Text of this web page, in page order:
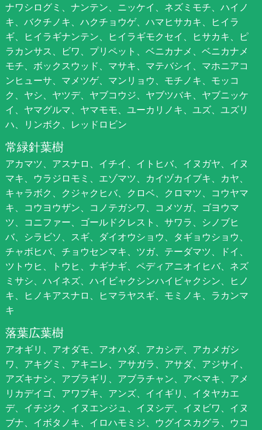
ナワシログミ、ナンテン、ニッケイ、ネズミモチ、ハイノ
キ、バクチノキ、ハクチョウゲ、ハマヒサカキ、ヒイラ
ギ、ヒイラギナンテン、ヒイラギモクセイ、ヒサカキ、ピ
ラカンサス、ビワ、プリペット、ベニカナメ、ベニカナメ
モチ、ボックスウッド、マサキ、マテバシイ、マホニアコ
ンヒューサ、マメツゲ、マンリョウ、モチノキ、モッコ
ク、ヤシ、ヤツデ、ヤブコウジ、ヤブツバキ、ヤブニッケ
イ、ヤマグルマ、ヤマモモ、ユーカリノキ、ユズ、ユズリ
ハ、リンボク、レッドロビン
常緑針葉樹
アカマツ、アスナロ、イチイ、イトヒバ、イヌガヤ、イヌ
マキ、ウラジロモミ、エゾマツ、カイヅカイブキ、カヤ、
キャラボク、クジャクヒバ、クロベ、クロマツ、コウヤマ
キ、コウヨウザン、コノテガシワ、コメツガ、ゴヨウマ
ツ、コニファー、ゴールドクレスト、サワラ、シノブヒ
バ、シラビソ、スギ、ダイオウショウ、タギョウショウ、
チャボヒバ、チョウセンマキ、ツガ、テーダマツ、ドイ、
ツトウヒ、トウヒ、ナギナギ、ペディアニオイヒバ、ネズ
ミサシ、ハイネズ、ハイビャクシンハイビャクシン、ヒノ
キ、ヒノキアスナロ、ヒマラヤスギ、モミノキ、ラカンマ
キ
落葉広葉樹
アオギリ、アオダモ、アオハダ、アカシデ、アカメガシ
ワ、アキグミ、アキニレ、アサガラ、アサダ、アジサイ、
アズキナシ、アブラギリ、アブラチャン、アベマキ、アメ
リカデイゴ、アワブキ、アンズ、イイギリ、イタヤカエ
デ、イチジク、イヌエンジュ、イヌシデ、イヌビワ、イヌ
ブナ、イボタノキ、イロハモミジ、ウグイスカグラ、ウコ